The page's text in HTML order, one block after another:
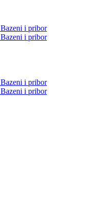
Bazeni i pribor
Bazeni i pribor
Bazeni i pribor
Bazeni i pribor